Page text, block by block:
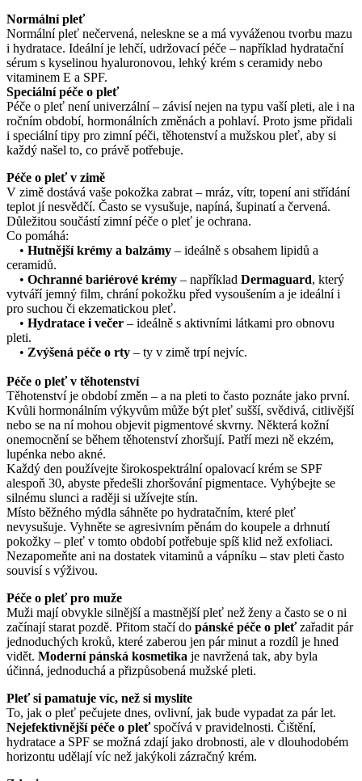
Normální pleť
Normální pleť nečervená, neleskne se a má vyváženou tvorbu mazu
i hydratace. Ideální je lehčí, udržovací péče – například hydratační
sérum s kyselinou hyaluronovou, lehký krém s ceramidy nebo
vitaminem E a SPF.
Speciální péče o pleť
Péče o pleť není univerzální – závisí nejen na typu vaší pleti, ale i na
ročním období, hormonálních změnách a pohlaví. Proto jsme přidali
i speciální tipy pro zimní péči, těhotenství a mužskou pleť, aby si
každý našel to, co právě potřebuje.
Péče o pleť v zimě
V zimě dostává vaše pokožka zabrat – mráz, vítr, topení ani střídání
teplot jí nesvědčí. Často se vysušuje, napíná, šupinatí a červená.
Důležitou součástí zimní péče o pleť je ochrana.
Co pomáhá:
• Hutnější krémy a balzámy – ideálně s obsahem lipidů a
ceramidů.
• Ochranné bariérové krémy – například Dermaguard, který
vytváří jemný film, chrání pokožku před vysoušením a je ideální i
pro suchou či ekzematickou pleť.
• Hydratace i večer – ideálně s aktivními látkami pro obnovu
pleti.
• Zvýšená péče o rty – ty v zimě trpí nejvíc.
Péče o pleť v těhotenství
Těhotenství je období změn – a na pleti to často poznáte jako první.
Kvůli hormonálním výkyvům může být pleť sušší, svědivá, citlivější
nebo se na ní mohou objevit pigmentové skvrny. Některá kožní
onemocnění se během těhotenství zhoršují. Patří mezi ně ekzém,
lupénka nebo akné.
Každý den používejte širokospektrální opalovací krém se SPF
alespoň 30, abyste předešli zhoršování pigmentace. Vyhýbejte se
silnému slunci a raději si užívejte stín.
Místo běžného mýdla sáhněte po hydratačním, které pleť
nevysušuje. Vyhněte se agresivním pěnám do koupele a drhnutí
pokožky – pleť v tomto období potřebuje spíš klid než exfoliaci.
Nezapomeňte ani na dostatek vitaminů a vápníku – stav pleti často
souvisí s výživou.
Péče o pleť pro muže
Muži mají obvykle silnější a mastnější pleť než ženy a často se o ni
začínají starat pozdě. Přitom stačí do pánské péče o pleťzařadit pár
jednoduchých kroků, které zaberou jen pár minut a rozdíl je hned
vidět. Moderní pánská kosmetika je navržená tak, aby byla
účinná, jednoduchá a přizpůsobená mužské pleti.
Pleť si pamatuje víc, než si myslíte
To, jak o pleť pečujete dnes, ovlivní, jak bude vypadat za pár let.
Nejefektivnější péče o pleťspočívá v pravidelnosti. Čištění,
hydratace a SPF se možná zdají jako drobnosti, ale v dlouhodobém
horizontu udělají víc než jakýkoli zázračný krém.